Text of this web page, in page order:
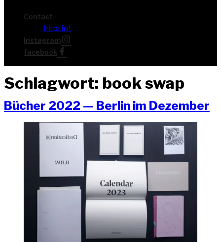
Cont­act
Imprint
Insta­gram
face­book
Schlagwort: book swap
Bücher 2022 — Ber­lin im Dezember